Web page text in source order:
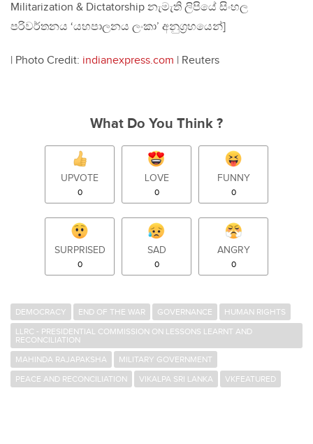
Militarization & Dictatorship නැමැති ලිපියේ සිංහල
පරිවර්තනය ‘යහපාලනය ලංකා’ අනුග‍්‍රහයෙන්]
| Photo Credit: indianexpress.com | Reuters
What Do You Think ?
UPVOTE
0
LOVE
0
FUNNY
0
SURPRISED
0
SAD
0
ANGRY
0
DEMOCRACY END OF THE WAR GOVERNANCE
HUMAN RIGHTS
LLRC - PRESIDENTIAL COMMISSION ON LESSONS LEARNT AND
RECONCILIATION
MAHINDA RAJAPAKSHA
MILITARY GOVERNMENT
PEACE AND RECONCILIATION
VIKALPA SRI LANKA VKFEATURED